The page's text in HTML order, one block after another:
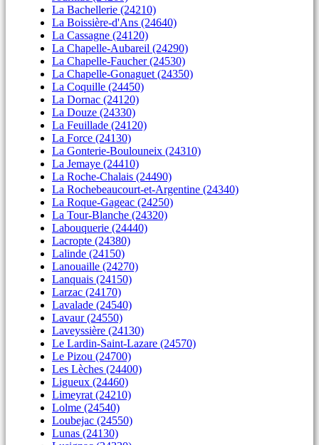
La Bachellerie (24210)
La Boissière-d'Ans (24640)
La Cassagne (24120)
La Chapelle-Aubareil (24290)
La Chapelle-Faucher (24530)
La Chapelle-Gonaguet (24350)
La Coquille (24450)
La Dornac (24120)
La Douze (24330)
La Feuillade (24120)
La Force (24130)
La Gonterie-Boulouneix (24310)
La Jemaye (24410)
La Roche-Chalais (24490)
La Rochebeaucourt-et-Argentine (24340)
La Roque-Gageac (24250)
La Tour-Blanche (24320)
Labouquerie (24440)
Lacropte (24380)
Lalinde (24150)
Lanouaille (24270)
Lanquais (24150)
Larzac (24170)
Lavalade (24540)
Lavaur (24550)
Laveyssière (24130)
Le Lardin-Saint-Lazare (24570)
Le Pizou (24700)
Les Lèches (24400)
Ligueux (24460)
Limeyrat (24210)
Lolme (24540)
Loubejac (24550)
Lunas (24130)